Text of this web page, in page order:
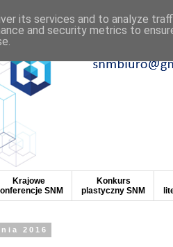
Krajowe
SNM
Konkurs
plastyczny SNM
2016
its services and to analyze
and security metrics to